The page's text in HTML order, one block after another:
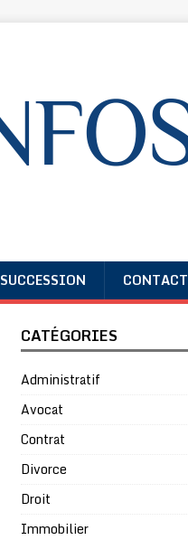
SUCCESSION CONTACT
CATÉGORIES
Administratif
Avocat
Contrat
Divorce
Droit
Immobilier